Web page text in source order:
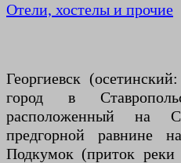
Отели, хостелы и прочие
Георгиевск
город в
расположенный на
предгорной равнине
Подкумок (приток